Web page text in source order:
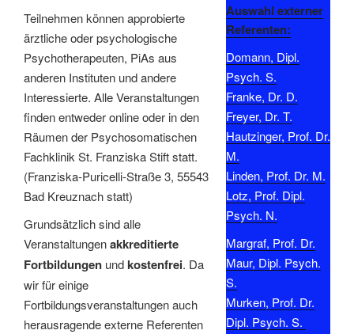
Teilnehmen können approbierte
ärztliche oder psychologische
Psychotherapeuten, PiAs aus
anderen Instituten und andere
Interessierte. Alle Veranstaltungen
finden entweder online oder in den
Räumen der Psychosomatischen
Fachklinik St. Franziska Stift statt.
(Franziska-Puricelli-Straße 3, 55543
Bad Kreuznach statt)
Grundsätzlich sind alle
Veranstaltungenakkreditierte
Fortbildungen undkostenfrei. Da
wir für einige
Fortbildungsveranstaltungen auch
herausragende externe Referenten
Auswahl externer
Referenten:
Domann, Dipl.
Psych. S.
Franke, Dr. D.
Freyer, Dr. T.
Hautzinger, Prof. Dr.
M.
Linden, Prof. Dr. M.
Lotz, Prof. Dipl.
Psych. N.
Margraf, Prof. Dr.
Maur, Dipl. Psych.
S.
Murken, Prof. Dr.
Dipl. Psych. S.